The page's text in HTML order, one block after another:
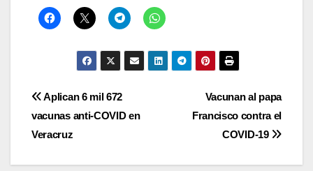
Navegación
de
entradas
Vacunan al papa
Francisco contra el
COVID-19
Aplican 6 mil 672
vacunas anti-COVID en
Veracruz